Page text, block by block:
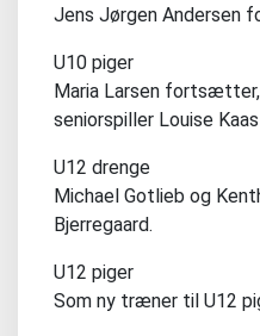
Jens Jørgen Andersen
U10 piger
Maria Larsen
seniorspiller Louise
U12 drenge
Michael Gotlieb og
Bjerregaard.
U12 piger
Som ny træner til U12